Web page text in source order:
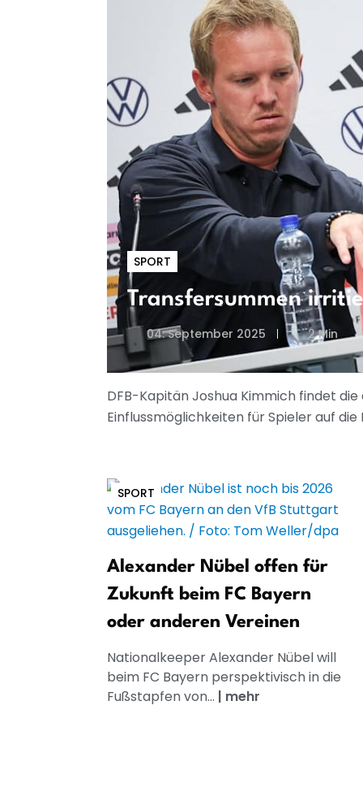
SPORT
Transfersummen
04. September 2025 2 Min
DFB-Kapitän Joshua Kimmich findet
Einflussmöglichkeiten für Spieler auf
SPORT
Alexander Nübel offen für
Zukunft beim FC Bayern
oder anderen Vereinen
Nationalkeeper Alexander Nübel will
beim FC Bayern perspektivisch in die
Fußstapfen von... | mehr